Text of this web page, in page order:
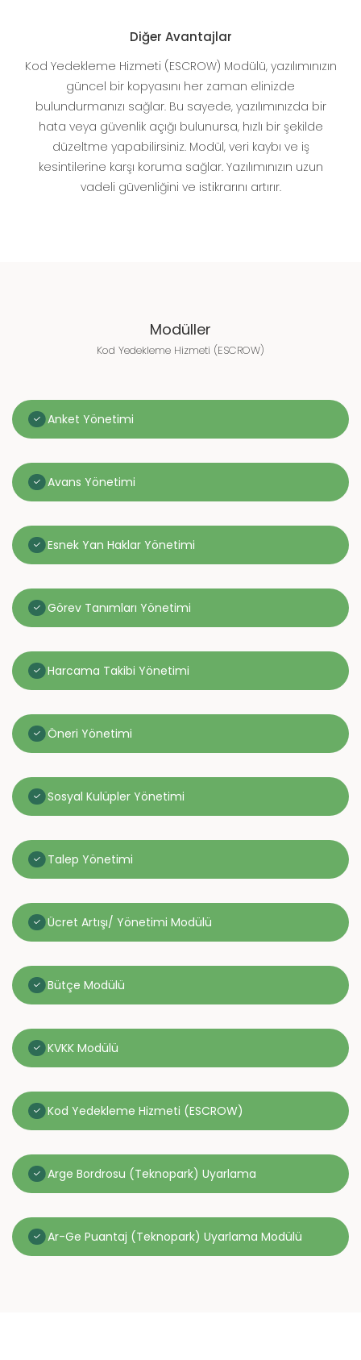
Diğer Avantajlar
Kod Yedekleme Hizmeti (ESCROW) Modülü, yazılımınızın
güncel bir kopyasını her zaman elinizde
bulundurmanızı sağlar. Bu sayede, yazılımınızda bir
hata veya güvenlik açığı bulunursa, hızlı bir şekilde
düzeltme yapabilirsiniz. Modül, veri kaybı ve iş
kesintilerine karşı koruma sağlar. Yazılımınızın uzun
vadeli güvenliğini ve istikrarını artırır.
Modüller
Kod Yedekleme Hizmeti (ESCROW)
Anket Yönetimi
Avans Yönetimi
Esnek Yan Haklar Yönetimi
Görev Tanımları Yönetimi
Harcama Takibi Yönetimi
Öneri Yönetimi
Sosyal Kulüpler Yönetimi
Talep Yönetimi
Ücret Artışı/ Yönetimi Modülü
Bütçe Modülü
KVKK Modülü
Kod Yedekleme Hizmeti (ESCROW)
Arge Bordrosu (Teknopark) Uyarlama
Ar-Ge Puantaj (Teknopark) Uyarlama Modülü